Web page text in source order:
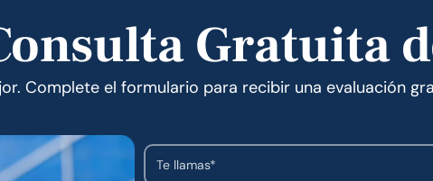
Gratuita
Complete el formulario para recibir una evaluación